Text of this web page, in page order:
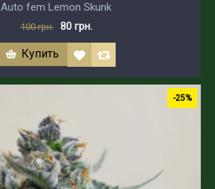
Auto fem Lemon Skunk
100 грн. 80 грн.
Купить
-25%